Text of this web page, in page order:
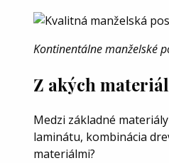
Kontinentálne manželské
Z akých
Medzi základné
laminátu, kombinácia
materiálmi?